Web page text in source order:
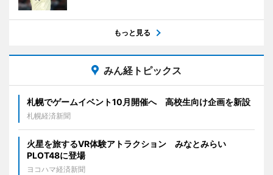
もっと見る
みん経トピックス
札幌でゲームイベント10月開催へ 高校生向け企画を新設
札幌経済新聞
火星を旅するVR体験アトラクション みなとみらい
PLOT48に登場
ヨコハマ経済新聞